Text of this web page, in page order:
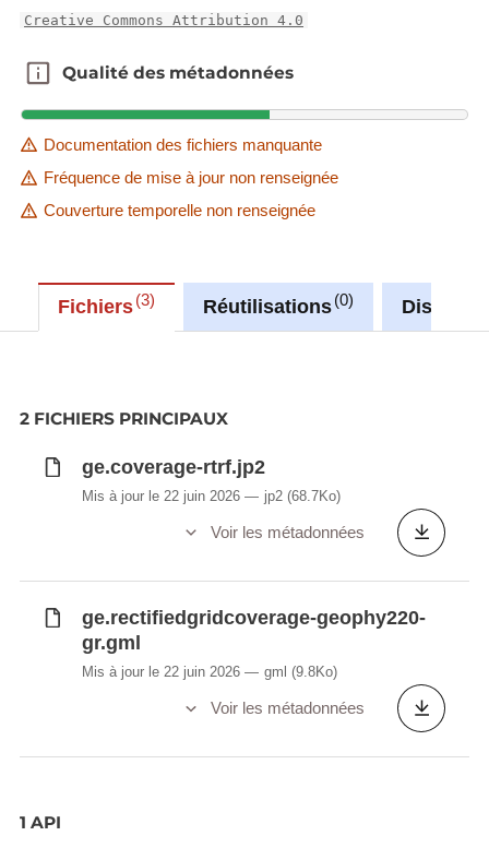
Creative Commons Attribution 4.0
Qualité des métadonnées
Qualité des métadonnées
Documentation des fichiers manquante
Fréquence de mise à jour non renseignée
Couverture temporelle non renseignée
Fichiers 3 Réutilisations 0
2 FICHIERS PRINCIPAUX
ge.coverage-rtrf.jp2
Mis à jour le 22 juin 2026 jp2 (68.7Ko)
Voir les métadonnées
ge.rectifiedgridcoverage-geophy220-
gr.gml
Mis à jour le 22 juin 2026 gml (9.8Ko)
Voir les métadonnées
1 API